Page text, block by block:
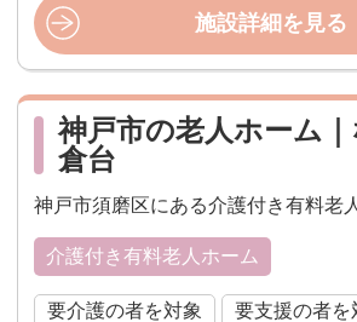
施設詳細を見る
神戸市の老人ホーム
倉台
神戸市須磨区にある介護付き有料老
介護付き有料老人ホーム
要介護の者を対象 要支援の者を